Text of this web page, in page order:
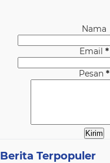
Nama
Email *
Pesan *
Berita Terpopuler